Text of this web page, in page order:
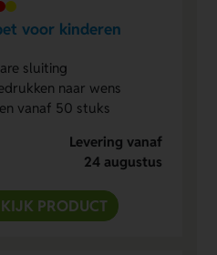
voor kinderen
sluiting
naar wens
vanaf 50 stuks
Levering vanaf
24 augustus
PRODUCT